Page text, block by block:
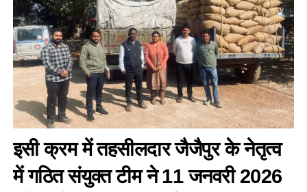
इसी क्रम में तहसीलदार जैजैपुर के नेतृत्व
में गठित संयुक्त टीम ने 11 जनवरी 2026